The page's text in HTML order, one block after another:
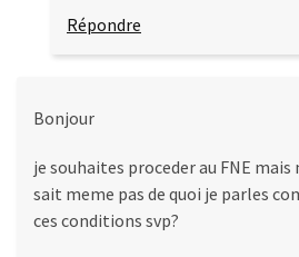
Répondre
Bonjour
je souhaites proceder au FNE
sait meme pas de quoi je parles
ces conditions svp?